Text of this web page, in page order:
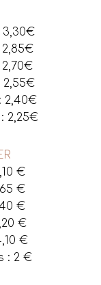
3,30€
2,85€
2,55€
2,40€
2,25€
€
€
€
€
€
: 2 €